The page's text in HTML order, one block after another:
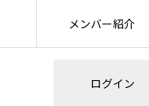
ログイン
メンバー紹介